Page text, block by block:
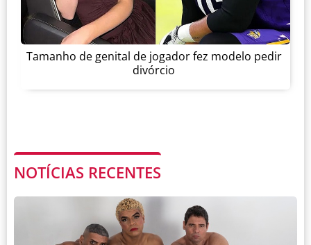
Tamanho de genital de jogador fez modelo pedir
divórcio
NOTÍCIAS RECENTES